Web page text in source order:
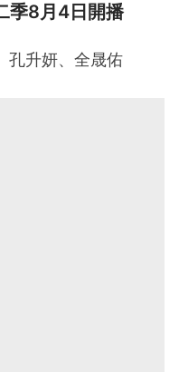
季8月4日開播
孔升妍、全晟佑